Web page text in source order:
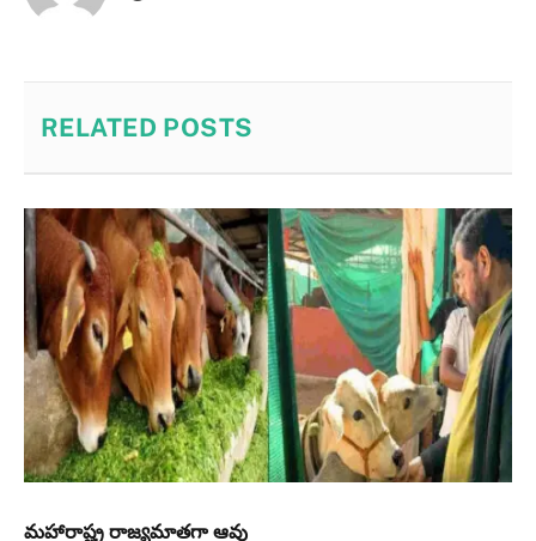
RELATED POSTS
మహారాష్ట్ర రాజ్యమాతగా ఆవు